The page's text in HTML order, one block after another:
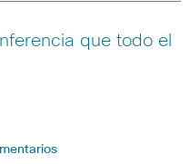
que todo el